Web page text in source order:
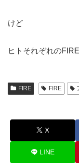
けど
ヒトそれぞれの
FIRE FIRE
X
LINE